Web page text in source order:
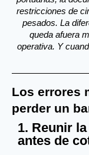
restricciones de
pesados. La
queda afuera
operativa. Y
Los errores
perder un
1. Reunir
antes de